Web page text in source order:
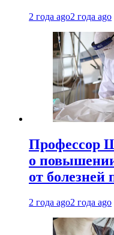
2 года ago2 года ago
Профессор
о
от болезней
2 года ago2 года ago